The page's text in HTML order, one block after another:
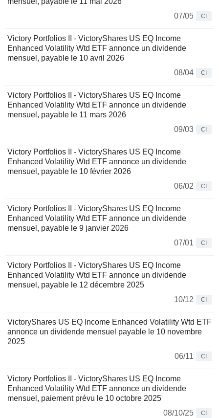
07/05
CI
Victory Portfolios II - VictoryShares US EQ Income
Enhanced Volatility Wtd ETF annonce un dividende
mensuel, payable le 10 avril 2026
08/04
CI
Victory Portfolios II - VictoryShares US EQ Income
Enhanced Volatility Wtd ETF annonce un dividende
mensuel, payable le 11 mars 2026
09/03
CI
Victory Portfolios II - VictoryShares US EQ Income
Enhanced Volatility Wtd ETF annonce un dividende
mensuel, payable le 10 février 2026
06/02
CI
Victory Portfolios II - VictoryShares US EQ Income
Enhanced Volatility Wtd ETF annonce un dividende
mensuel, payable le 9 janvier 2026
07/01
CI
Victory Portfolios II - VictoryShares US EQ Income
Enhanced Volatility Wtd ETF annonce un dividende
mensuel, payable le 12 décembre 2025
10/12
CI
VictoryShares US EQ Income Enhanced Volatility Wtd ETF
annonce un dividende mensuel payable le 10 novembre
2025
06/11
CI
Victory Portfolios II - VictoryShares US EQ Income
Enhanced Volatility Wtd ETF annonce un dividende
mensuel, paiement prévu le 10 octobre 2025
08/10/25
CI